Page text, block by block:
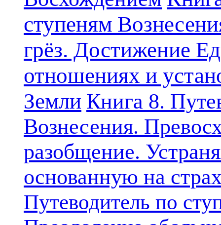
ступеням
грёз. Достижение
отношениях и
Земли Книга 8.
Вознесения.
разобщение.
основанную на
Путеводитель по